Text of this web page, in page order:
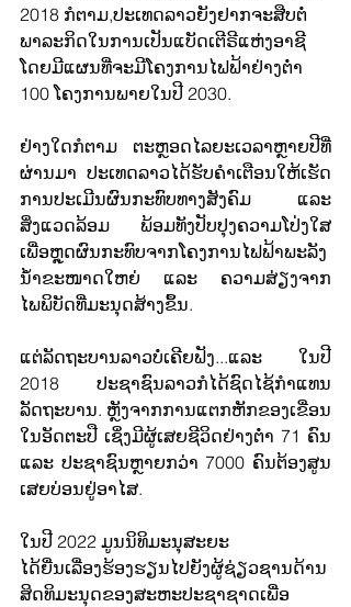
2018 ກໍຕາມ,ປະເທດລາວຍັງຢາກຈະສືບຕໍ່
ພາລະກິດໃນການເປັນແບັດເຕີຣີແຫ່ງອາຊີ
ໂດຍມີແຜນທີ່ຈະມີໂຄງການໄຟຟ້າຢ່າງຕ່ຳ
100 ໂຄງການພາຍໃນປີ 2030.
ຢ່າງໃດກໍຕາມ ຕະຫຼອດໄລຍະເວລາຫຼາຍປີທີ່
ຜ່ານມາ ປະເທດລາວໄດ້ຮັບຄຳເຕືອນໃຫ້ເຮັດ
ການປະເມີນຜົນກະທົບທາງສັງຄົມ ແລະ
ສິ່ງແວດລ້ອມ ພ້ອມທັງປັບປຸງຄວາມໂປ່ງໃສ
ເພື່ອຫຼຸດຜົນກະທົບຈາກໂຄງການໄຟຟ້າພະລັງ
ນ້ຳຂະໜາດໃຫຍ່ ແລະ ຄວາມສ່ຽງຈາກ
ໄພພິບັດທີ່ມະນຸດສ້າງຂຶ້ນ.
ແຕ່ລັດຖະບານລາວບໍ່ເຄີຍຟັງ...ແລະ ໃນປີ
2018 ປະຊາຊົນລາວກໍໄດ້ຊົດໄຊ້ກຳແທນ
ລັດຖະບານ. ຫຼັງຈາກການແຕກຫັກຂອງເຂື່ອນ
ໃນອັດຕະປື ເຊິ່ງມີຜູ້ເສຍຊີວິດຢ່າງຕ່ຳ 71 ຄົນ
ແລະ ປະຊາຊົນຫຼາຍກວ່າ 7000 ຄົນຕ້ອງສູນ
ເສຍບ່ອນຢູ່ອາໄສ.
ໃນປີ 2022 ມູນນິທິມະນຸສະຍະ
ໄດ້ຍື່ນເລື່ອງຮ້ອງຮຽນໄປຍັງຜູ້ຊ່ຽວຊານດ້ານ
ສິດທິມະນຸດຂອງສະຫະປະຊາຊາດເພື່ອ